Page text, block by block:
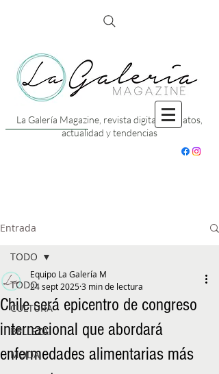
La Galería Magazine, revista digital con datos,
actualidad y tendencias
Entrada
TODO
CULTURA
BELLEZA
MODA
TODO
Chile será epicentro de congreso
internacional que abordará
enfermedades alimentarias más
Equipo La Galería M
24 sept 20253 min de lectura